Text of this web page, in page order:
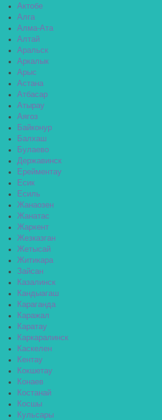
Актобе
Алга
Алма-Ата
Алтай
Аральск
Аркалык
Арыс
Астана
Атбасар
Атырау
Аягоз
Байконур
Балхаш
Булаево
Державинск
Ерейментау
Есик
Есиль
Жанаозен
Жанатас
Жаркент
Жезказган
Жетысай
Житикара
Зайсан
Казалинск
Кандыагаш
Караганда
Каражал
Каратау
Каркаралинск
Каскелен
Кентау
Кокшетау
Конаев
Костанай
Косшы
Кульсары